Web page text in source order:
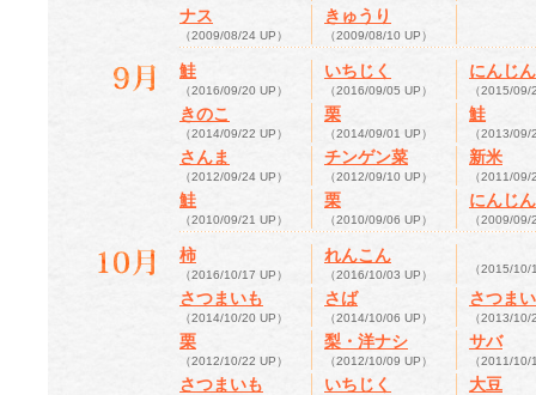
ナス
（2009/08/24 UP）
きゅうり
（2009/08/10 UP）
鮭
（2016/09/20 UP）
いちじく
（2016/09/05 UP）
にんじん
（2015/09/
きのこ
（2014/09/22 UP）
栗
（2014/09/01 UP）
鮭
（2013/09/
さんま
（2012/09/24 UP）
チンゲン菜
（2012/09/10 UP）
新米
（2011/09/
鮭
（2010/09/21 UP）
栗
（2010/09/06 UP）
にんじん
（2009/09/
柿
（2016/10/17 UP）
れんこん
（2016/10/03 UP） （2015/10/
さつまいも
（2014/10/20 UP）
さば
（2014/10/06 UP）
さつま
（2013/10/
栗
（2012/10/22 UP）
梨・洋ナシ
（2012/10/09 UP）
サバ
（2011/10/
さつまいも いちじく 大豆